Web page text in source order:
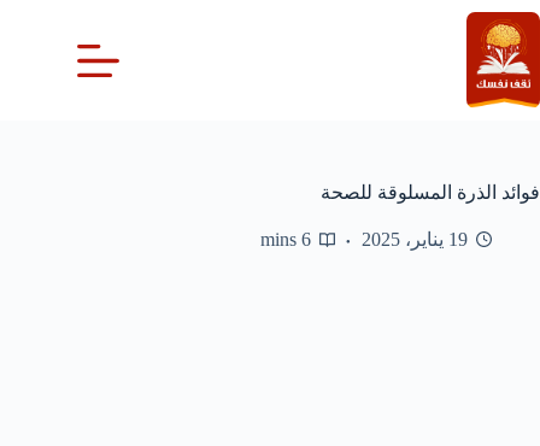
التجاوز
إلى
المحتوى
فوائد الذرة المسلوقة للصحة
19 يناير، 2025 6 mins